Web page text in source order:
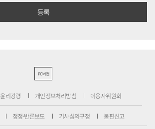
PC버전
윤리강령 개인정보처리방침 이용자위원회
정정·반론보도 기사심의규정 불편신고